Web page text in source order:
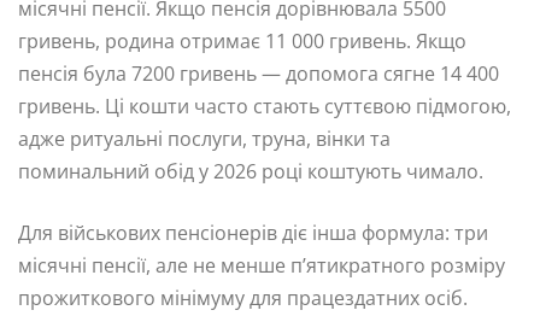
місячні пенсії. Якщо пенсія дорівнювала 5500
гривень, родина отримає 11 000 гривень. Якщо
пенсія була 7200 гривень — допомога сягне 14 400
гривень. Ці кошти часто стають суттєвою підмогою,
адже ритуальні послуги, труна, вінки та
поминальний обід у 2026 році коштують чимало.
Для військових пенсіонерів діє інша формула: три
місячні пенсії, але не менше п’ятикратного розміру
прожиткового мінімуму для працездатних осіб.